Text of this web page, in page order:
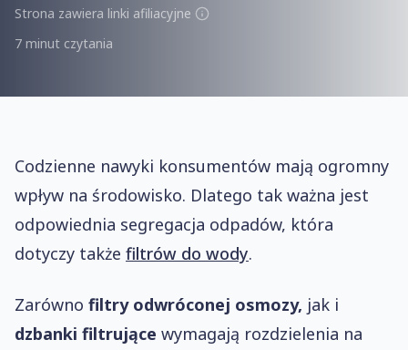
Strona zawiera linki afiliacyjne
7 minut czytania
Codzienne nawyki konsumentów mają ogromny
wpływ na środowisko. Dlatego tak ważna jest
odpowiednia segregacja odpadów, która
dotyczy także filtrów do wody.
Zarówno filtry odwróconej osmozy, jak i
dzbanki filtrujące wymagają rozdzielenia na